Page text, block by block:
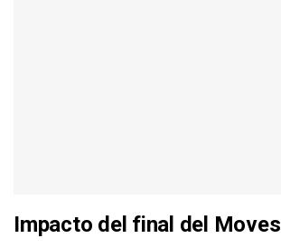
Impacto del final del Moves